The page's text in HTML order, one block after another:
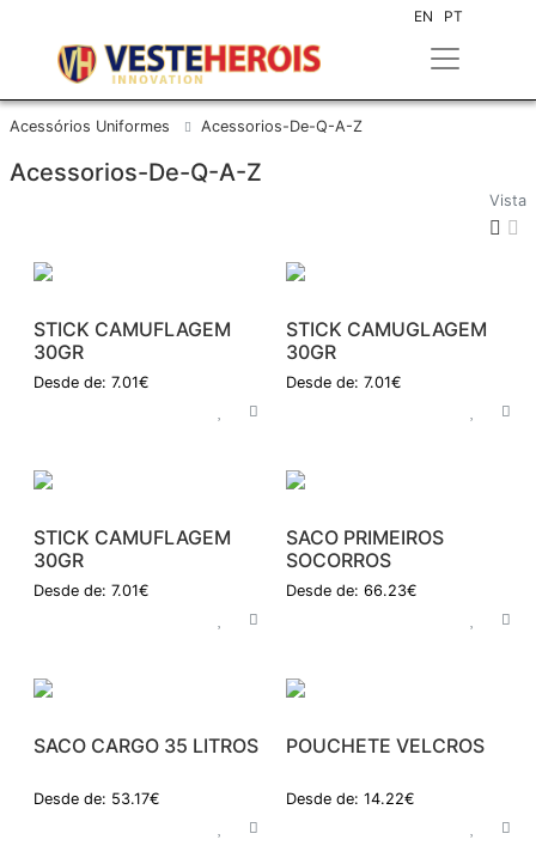
EN PT
Acessórios Uniformes Acessorios-De-Q-A-Z
Acessorios-De-Q-A-Z
Vista
STICK CAMUFLAGEM
30GR
Desde de: 7.01€
STICK CAMUGLAGEM
30GR
Desde de: 7.01€
STICK CAMUFLAGEM
30GR
Desde de: 7.01€
SACO PRIMEIROS
SOCORROS
Desde de: 66.23€
SACO CARGO 35 LITROS
Desde de: 53.17€
POUCHETE VELCROS
Desde de: 14.22€